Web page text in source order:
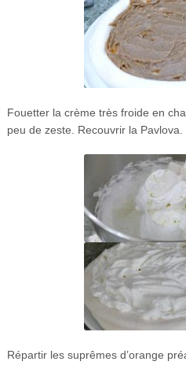
Fouetter la crème très froide en
peu de zeste. Recouvrir la Pavlova.
Répartir les suprêmes d’orange